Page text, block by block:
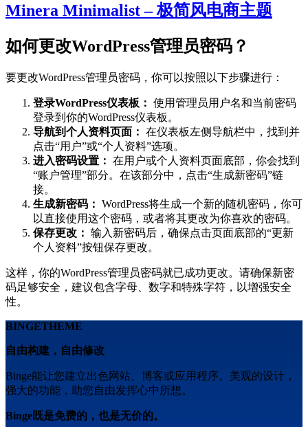
Minera Minimalist – 极简风电商主题
如何更改WordPress管理员密码？
要更改WordPress管理员密码，你可以按照以下步骤进行：
登录WordPress仪表板： 使用管理员用户名和当前密码
登录到你的WordPress仪表板。
导航到个人资料页面： 在仪表板左侧导航栏中，找到并
点击“用户”或“个人资料”选项。
进入密码设置： 在用户或个人资料页面底部，你会找到
“账户管理”部分。在该部分中，点击“生成新密码”链
接。
生成新密码： WordPress将生成一个新的随机密码，你可
以直接使用这个密码，或者将其更改为你喜欢的密码。
保存更改： 输入新密码后，确保点击页面底部的“更新
个人资料”按钮保存更改。
这样，你的WordPress管理员密码就已成功更改。请确保新密
码足够安全，建议包含字母、数字和特殊字符，以增强安全
性。
BINGETHEME
自由构建，自由修改
Binge能让您建立出色网站、博客或应用程序。美观的设计，
强大的功能，助您自由发挥心中所想。
Binge既是免费的，也是无价的。